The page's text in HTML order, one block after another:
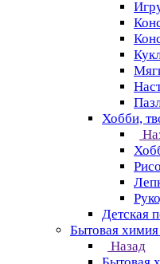
Хобби,
Детская
Бытовая химия
Назад